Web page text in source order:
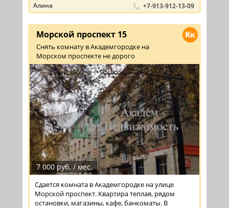
Алина +7-913-912-13-09
Кк
Морской проспект 15
Снять комнату в Академгородке на
Морском проспекте не дорого
7 000 руб. / мес.
Сдается комната в Академгородке на улице
Морской проспект. Квартира теплая, рядом
остановки, магазины, кафе, банкоматы. В